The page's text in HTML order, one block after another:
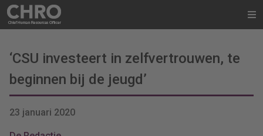
‘CSU investeert in zelfvertrouwen, te
beginnen bij de jeugd’
23 januari 2020